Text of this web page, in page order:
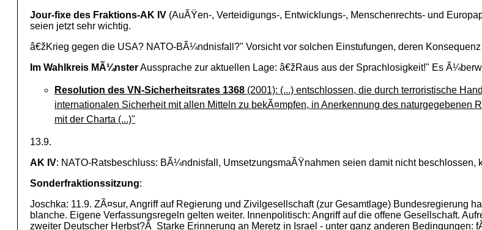
Jour-fixe des Fraktions-AK IV (AuÃŸen-, Verteidigungs-, Entwicklungs-, Menschenrechts- und
seien jetzt sehr wichtig.
â€žKrieg gegen die USA? NATO-BÃ¼ndnisfall?" Vorsicht vor solchen Einstufungen, deren
Im Wahlkreis MÃ¼nsterAussprache zur aktuellen Lage: â€žRaus aus der Sprachlosigkeit!" Es
Resolution des VN-Sicherheitsrates 1368 (2001): (...) entschlossen, die durch terroristische
internationalen Sicherheit mit allen Mitteln zu bekÃ¤mpfen, in Anerkennung des
mit der Charta (...)"
13.9.
AK IV: NATO-Ratsbeschluss: BÃ¼ndnisfall, UmsetzungsmaÃŸnahmen seien damit nicht beschlossen,
Sonderfraktionssitzung:
Joschka: 11.9. ZÃ¤sur, Angriff auf Regierung und Zivilgesellschaft (zur Gesamtlage) Bundesregierung
blanche. Eigene Verfassungsregeln gelten weiter. Innenpolitisch: Angriff auf die offene Gesellschaft.
zweiter Deutscher Herbst?Â Starke Erinnerung an Meretz in Israel - unter ganz anderen